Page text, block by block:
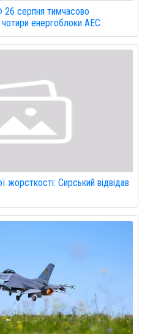
серпня тимчасово
енергоблоки АЕС.
жорсткості: Сирський відвідав